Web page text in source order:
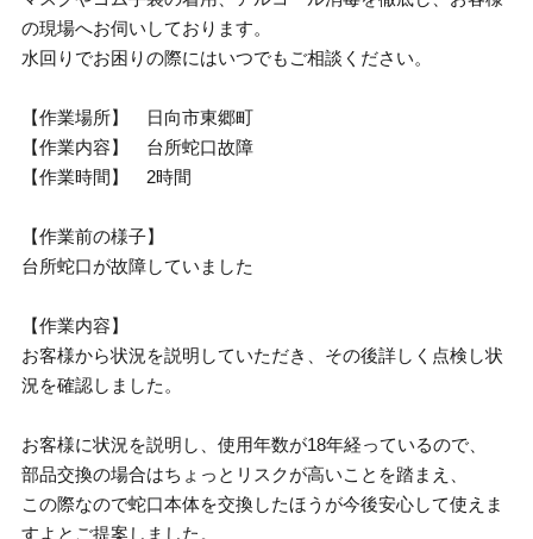
の現場へお伺いしております。
水回りでお困りの際にはいつでもご相談ください。
【作業場所】 日向市東郷町
【作業内容】 台所蛇口故障
【作業時間】 2時間
【作業前の様子】
台所蛇口が故障していました
【作業内容】
お客様から状況を説明していただき、その後詳しく点検し状
況を確認しました。
お客様に状況を説明し、使用年数が18年経っているので、
部品交換の場合はちょっとリスクが高いことを踏まえ、
この際なので蛇口本体を交換したほうが今後安心して使えま
すよとご提案しました。